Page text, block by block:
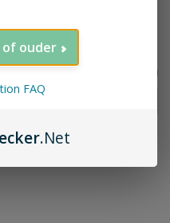
of ouder
FAQ
.Net